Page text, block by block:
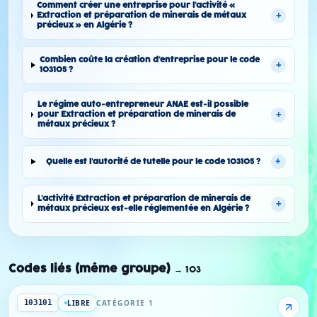
Comment créer une entreprise pour l'activité «
Extraction et préparation de minerais de métaux
précieux » en Algérie ?
+
Combien coûte la création d'entreprise pour le code
103105 ?
+
Le régime auto-entrepreneur ANAE est-il possible
pour Extraction et préparation de minerais de
métaux précieux ?
+
Quelle est l'autorité de tutelle pour le code 103105 ? +
L'activité Extraction et préparation de minerais de
métaux précieux est-elle réglementée en Algérie ?
+
Codes liés (même groupe) → 103
103101 LIBRE CATÉGORIE 1